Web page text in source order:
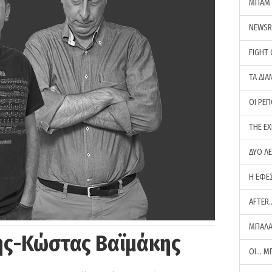
Κώστας Βαϊμάκης
ΜΠΑΜ
FIGHT
ΤΑ
ΟΙ
THE
ΔΥΟ
Η
ΟΙ…